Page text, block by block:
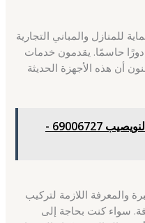
للمنازل والمباني التجارية
دورًا حاسمًا. يقدمون خدمات
أن هذه الأجهزة الحديثة
فني انتركم وبدالات النويصيب 69006727 -
والمعرفة اللازمة لتركيب
سواء كنت بحاجة إلى